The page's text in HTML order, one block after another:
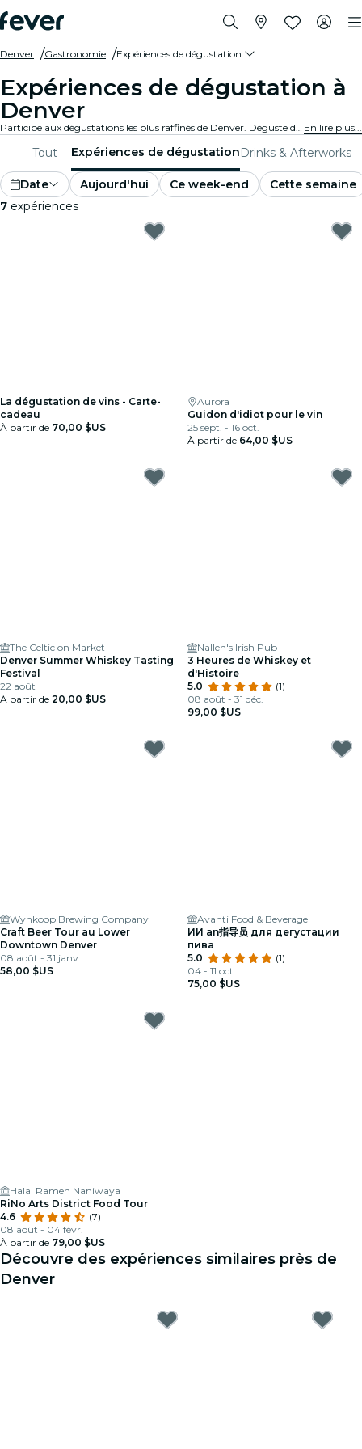
Denver Gastronomie Expériences de dégustation
Expériences de dégustation à
Denver
Participe aux dégustations les plus raffinés de Denver. Déguste des vins, des bières artisanales et des plats gastronomiques tout en apprenant des experts. En lire plus...
Tout Expériences de dégustationDrinks & Afterworks
Date Aujourd'hui Ce week-end
Cette semaine
7 expériences
La dégustation de vins - Carte-
cadeau
À partir de 70,00 $US
Aurora
Guidon d'idiot pour le vin
25 sept. - 16 oct.
À partir de 64,00 $US
The Celtic on Market
Denver Summer Whiskey Tasting
Festival
22 août
À partir de 20,00 $US
Nallen's Irish Pub
3 Heures de Whiskey et
d'Histoire
5.0
(1)
08 août - 31 déc.
99,00 $US
Wynkoop Brewing Company
Craft Beer Tour au Lower
Downtown Denver
08 août - 31 janv.
58,00 $US
Avanti Food & Beverage
ИИ an指导员 для дегустации
пива
5.0
(1)
04 - 11 oct.
75,00 $US
Halal Ramen Naniwaya
RiNo Arts District Food Tour
4.6
(7)
08 août - 04 févr.
À partir de 79,00 $US
Découvre des expériences similaires près de
Denver